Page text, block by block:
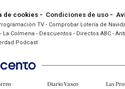
de cookies - Condiciones de uso-
TV- Comprobar Lotería de
La Colmena - Descuentos- Directos ABC-
Podcast
Diario Vasco
Las